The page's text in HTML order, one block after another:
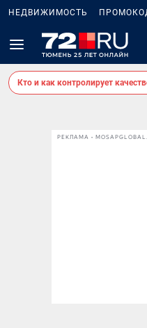
НЕДВИЖИМОСТЬ
Кто и как контролирует
РЕКЛАМА •